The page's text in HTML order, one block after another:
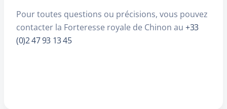
Pour toutes questions ou précisions, vous pouvez
contacter la Forteresse royale de Chinon au +33
(0)2 47 93 13 45